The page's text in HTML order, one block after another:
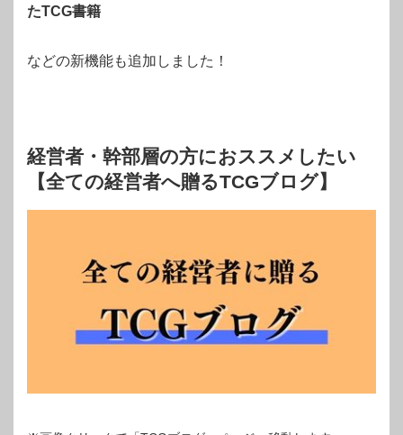
たTCG書籍
などの新機能も追加しました！
経営者・幹部層の方におススメしたい
【全ての経営者へ贈るTCGブログ】